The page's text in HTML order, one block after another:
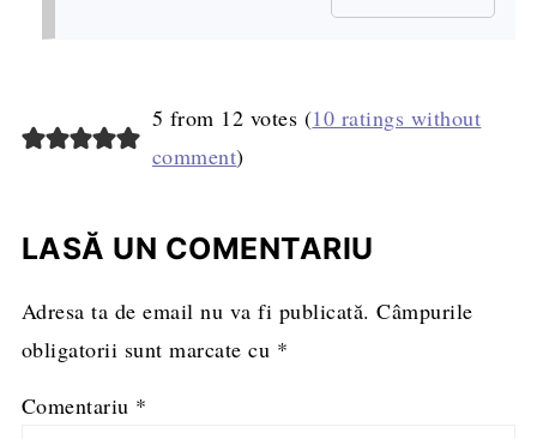
5 from 12 votes (10 ratings without
comment)
LASĂ UN COMENTARIU
Adresa ta de email nu va fi publicată. Câmpurile
obligatorii sunt marcate cu *
Comentariu *